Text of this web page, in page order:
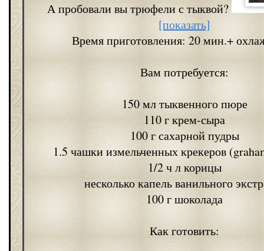
А пробовали вы трюфели с тыквой?
[показать]
Время приготовления: 20 мин.+
Вам потребуется:
150 мл тыквенного пюре
110 г крем-сыра
100 г сахарной пудры
1.5 чашки измельченных крекеров
1/2 ч л корицы
несколько капель ванильного
100 г шоколада
Как готовить: